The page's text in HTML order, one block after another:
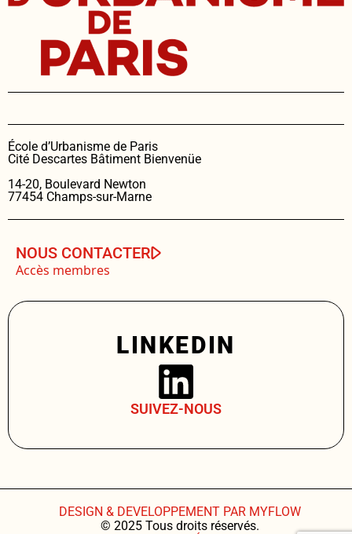
École d’Urbanisme de Paris
Cité Descartes Bâtiment Bienvenüe
14-20, Boulevard Newton
77454 Champs-sur-Marne
NOUS CONTACTER
Accès membres
LINKEDIN
SUIVEZ-NOUS
DESIGN & DEVELOPPEMENT PAR MYFLOW
© 2025 Tous droits réservés.